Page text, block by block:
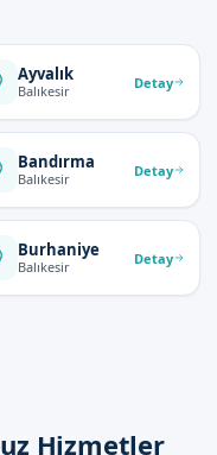
Ayvalık
Balıkesir Detay
Bandırma
Balıkesir Detay
Burhaniye
Balıkesir Detay
Hizmetler